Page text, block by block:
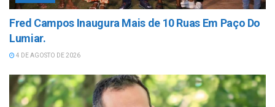
Fred Campos Inaugura Mais de 10 Ruas Em Paço Do
Lumiar.
4 DE AGOSTO DE 2026